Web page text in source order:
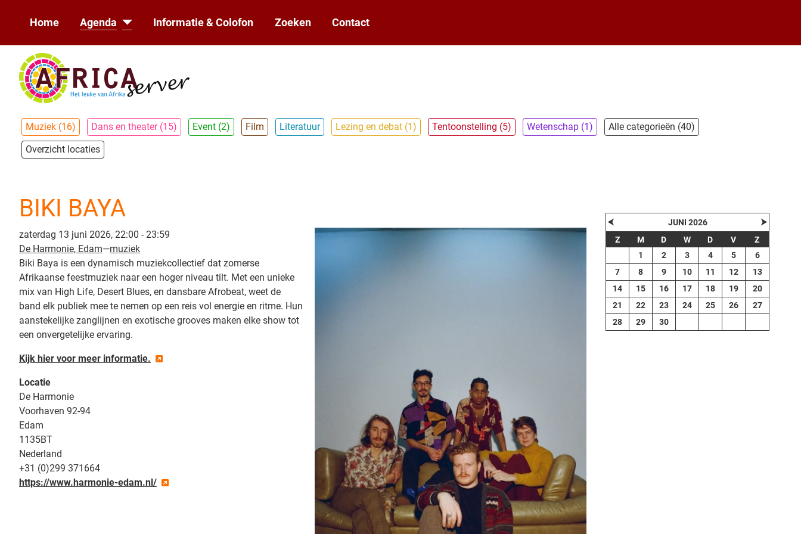
Home Agenda Informatie & Colofon Zoeken Contact
Muziek (16) Dans en theater (15) Event (2) Film Literatuur Lezing en debat (1) Tentoonstelling (5) Wetenschap (1)
Alle categorieën (40)
Overzicht locaties
BIKI BAYA
zaterdag 13 juni 2026, 22:00 - 23:59
De Harmonie, Edam—muziek
Biki Baya is een dynamisch muziekcollectief dat zomerse
Afrikaanse feestmuziek naar een hoger niveau tilt. Met een unieke
mix van High Life, Desert Blues, en dansbare Afrobeat, weet de
band elk publiek mee te nemen op een reis vol energie en ritme. Hun
aanstekelijke zanglijnen en exotische grooves maken elke show tot
een onvergetelijke ervaring.
Kijk hier voor meer informatie.
Locatie
De Harmonie
Voorhaven 92-94
Edam
1135BT
Nederland
+31 (0)299 371664
https://www.harmonie-edam.nl/
⮜ JUNI 2026 ⮞
Z M D W D V
Z
1
2 3 4 5
6
7
8 9 10 11 12
13
14
15 16 17 18 19
20
21
22 23 24 25 26
27
28
29 30